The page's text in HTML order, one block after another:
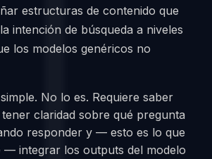
estructuras de contenido que
intención de búsqueda a niveles
los modelos genéricos no
No lo es. Requiere saber
claridad sobre qué pregunta
responder y — esto es lo que
— integrar los outputs del modelo